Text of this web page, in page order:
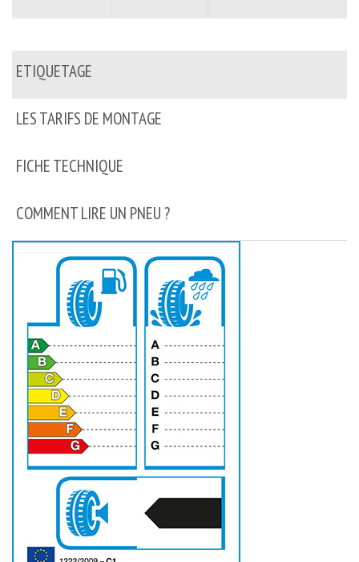
ETIQUETAGE
LES TARIFS DE MONTAGE
FICHE TECHNIQUE
COMMENT LIRE UN PNEU ?